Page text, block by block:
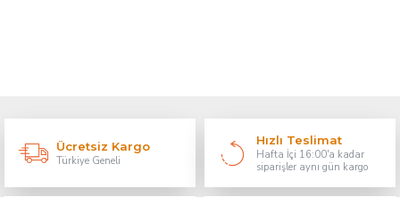
Ücretsiz Kargo
Türkiye Geneli
Hızlı Teslimat
Hafta İçi 16:00'a kadar
siparişler aynı gün kargo